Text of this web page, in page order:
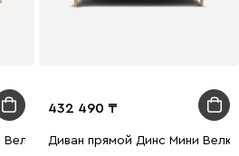
Велюр Светло-серый
432 490
Диван прямой Динс Мини